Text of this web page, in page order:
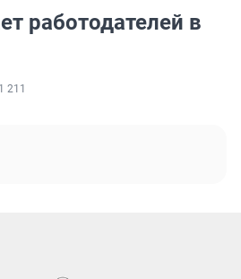
работодателей в
1 211